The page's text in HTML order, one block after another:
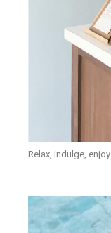
Relax, indulge, enjoy